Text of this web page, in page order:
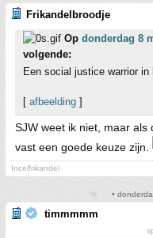
Frikandelbroodje
Op donderdag 8
volgende:
Een social justice warrior in
[ afbeelding ]
SJW weet ik niet, maar als
vast een goede keuze zijn.
Incelfrikandel
•
timmmmm